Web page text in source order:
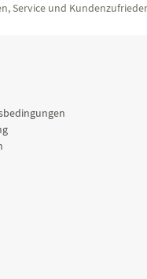
Service und